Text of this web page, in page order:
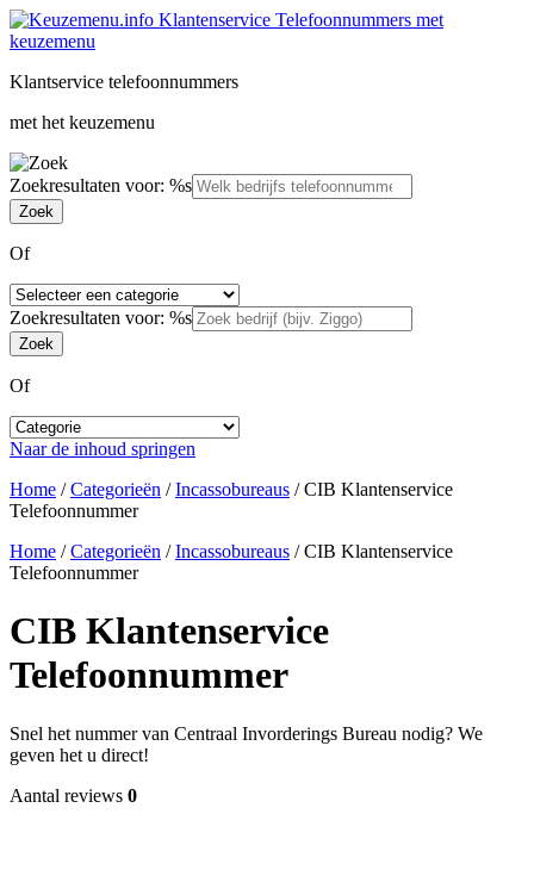
Klantservice telefoonnummers
met het keuzemenu
Zoekresultaten voor: %s
Of
Zoekresultaten voor: %s
Of
Naar de inhoud springen
Home /Categorieën /Incassobureaus /CIB Klantenservice
Telefoonnummer
Home /Categorieën /Incassobureaus /CIB Klantenservice
Telefoonnummer
CIB Klantenservice
Telefoonnummer
Snel het nummer van Centraal Invorderings Bureau nodig? We
geven het u direct!
Aantal reviews 0